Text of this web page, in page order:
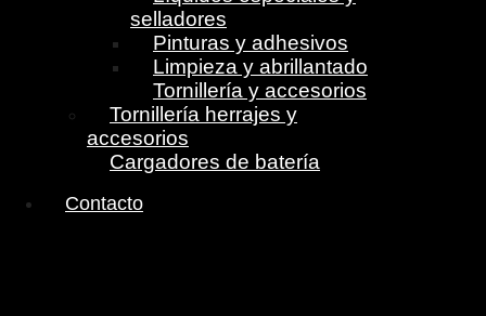
selladores
Pinturas y adhesivos
Limpieza y abrillantado
Tornillería y accesorios
Tornillería herrajes y
accesorios
Cargadores de batería
Contacto